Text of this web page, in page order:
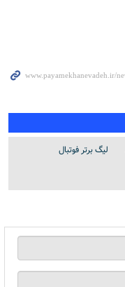
لیگ برتر فوتبال